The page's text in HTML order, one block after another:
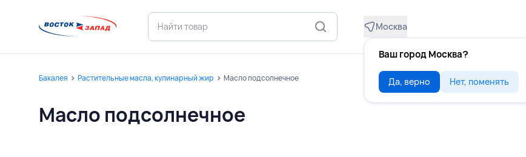
Москва
Ваш город Москва?
Да, верно Нет, поменять
Бакалея Растительные масла, кулинарный жир Масло подсолнечное
Масло подсолнечное